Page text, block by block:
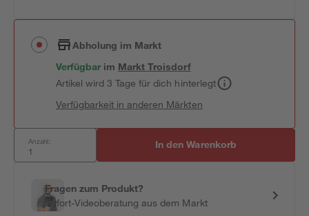
Abholung im Markt
Verfügbar im MarktTroisdorf
Artikel wird 3 Tage für dich hinterlegt
Verfügbarkeit in anderen Märkten
Anzahl: In den Warenkorb
Fragen zum Produkt?
Sofort-Videoberatung aus dem Markt